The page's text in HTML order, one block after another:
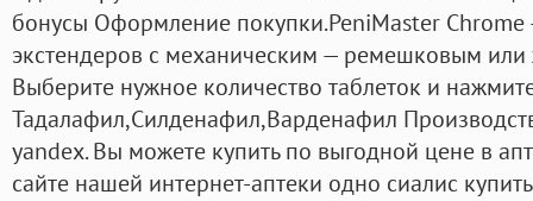
бонусы Оформление покупки.PeniMaster
экстендеров с механическим — ремешковым
Выберите нужное количество таблеток и
Тадалафил,Силденафил,Варденафил
yandex. Вы можете купить по выгодной цене в
сайте нашей интернет-аптеки одно сиалис